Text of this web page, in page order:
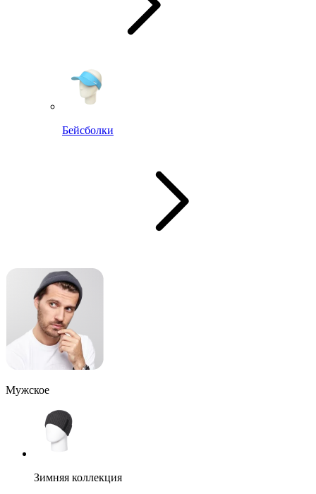
Бейсболки
Мужское
Зимняя коллекция